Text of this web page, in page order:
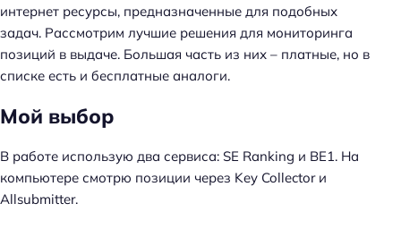
о
S
E
O
интернет ресурсы, предназначенные для подобных
задач. Рассмотрим лучшие решения для мониторинга
позиций в выдаче. Большая часть из них – платные, но в
списке есть и бесплатные аналоги.
Мой выбор
В работе использую два сервиса: SE Ranking и BE1. На
компьютере смотрю позиции через Key Collector и
Allsubmitter.